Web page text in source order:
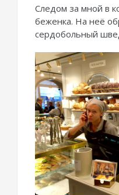
Следом за мной в
беженка. На неё
сердобольный